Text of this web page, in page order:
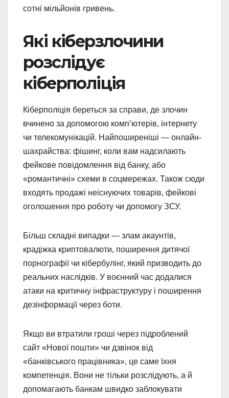
сотні мільйонів гривень.
Які кіберзлочини
розслідує
кіберполіція
Кіберполіція береться за справи, де злочин
вчинено за допомогою комп’ютерів, інтернету
чи телекомунікацій. Найпоширеніші — онлайн-
шахрайства: фішинг, коли вам надсилають
фейкове повідомлення від банку, або
«романтичні» схеми в соцмережах. Також сюди
входять продажі неіснуючих товарів, фейкові
оголошення про роботу чи допомогу ЗСУ.
Більш складні випадки — злам акаунтів,
крадіжка криптовалюти, поширення дитячої
порнографії чи кібербулінг, який призводить до
реальних наслідків. У воєнний час додалися
атаки на критичну інфраструктуру і поширення
дезінформації через боти.
Якщо ви втратили гроші через підроблений
сайт «Нової пошти» чи дзвінок від
«банківського працівника», це саме їхня
компетенція. Вони не тільки розслідують, а й
допомагають банкам швидко заблокувати